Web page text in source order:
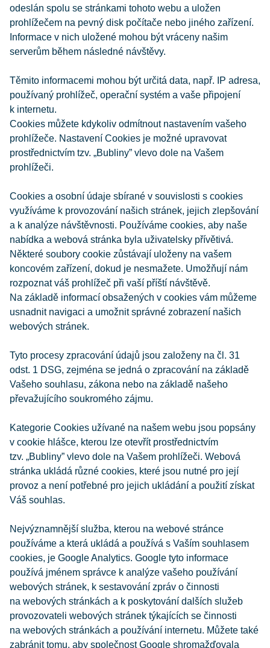
odeslán spolu se stránkami tohoto webu a uložen
prohlížečem na pevný disk počítače nebo jiného zařízení.
Informace v nich uložené mohou být vráceny našim
serverům během následné návštěvy.
Těmito informacemi mohou být určitá data, např. IP adresa,
používaný prohlížeč, operační systém a vaše připojení
k internetu.
Cookies můžete kdykoliv odmítnout nastavením vašeho
prohlížeče. Nastavení Cookies je možné upravovat
prostřednictvím tzv. „Bubliny” vlevo dole na Vašem
prohlížeči.
Cookies a osobní údaje sbírané v souvislosti s cookies
využíváme k provozování našich stránek, jejich zlepšování
a k analýze návštěvnosti. Používáme cookies, aby naše
nabídka a webová stránka byla uživatelsky přívětivá.
Některé soubory cookie zůstávají uloženy na vašem
koncovém zařízení, dokud je nesmažete. Umožňují nám
rozpoznat váš prohlížeč při vaší příští návštěvě.
Na základě informací obsažených v cookies vám můžeme
usnadnit navigaci a umožnit správné zobrazení našich
webových stránek.
Tyto procesy zpracování údajů jsou založeny na čl. 31
odst. 1 DSG, zejména se jedná o zpracování na základě
Vašeho souhlasu, zákona nebo na základě našeho
převažujícího soukromého zájmu.
Kategorie Cookies užívané na našem webu jsou popsány
v cookie hlášce, kterou lze otevřít prostřednictvím
tzv. „Bubliny” vlevo dole na Vašem prohlížeči. Webová
stránka ukládá různé cookies, které jsou nutné pro její
provoz a není potřebné pro jejich ukládání a použití získat
Váš souhlas.
Nejvýznamnější služba, kterou na webové stránce
používáme a která ukládá a používá s Vaším souhlasem
cookies, je Google Analytics. Google tyto informace
používá jménem správce k analýze vašeho používání
webových stránek, k sestavování zpráv o činnosti
na webových stránkách a k poskytování dalších služeb
provozovateli webových stránek týkajících se činnosti
na webových stránkách a používání internetu. Můžete také
zabránit tomu, aby společnost Google shromažďovala